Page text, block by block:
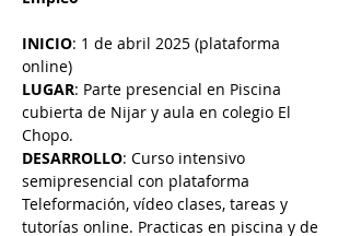
INICIO: 1 de abril 2025 (plataforma
online)
LUGAR: Parte presencial en Piscina
cubierta de Nijar y aula en colegio El
Chopo.
DESARROLLO: Curso intensivo
semipresencial con plataforma
Teleformación, vídeo clases, tareas y
tutorías online. Practicas en piscina y de